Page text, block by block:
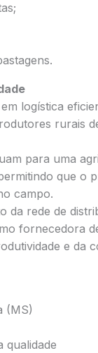
logística
rurais
para uma
que o
campo.
da rede de
fornecedora
e da
(MS)
qualidade